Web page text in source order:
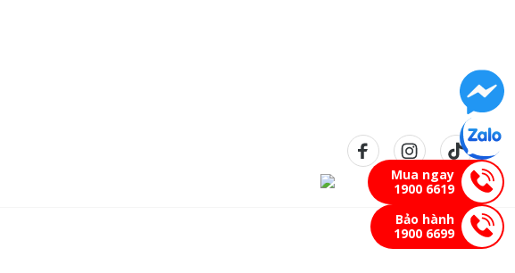
Mua ngay
1900 6619
Bảo hành
1900 6699